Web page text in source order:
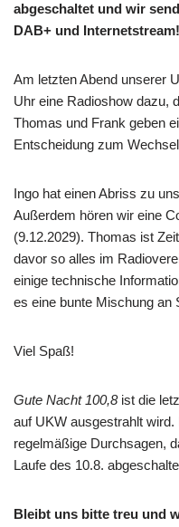
abgeschaltet und wir
DAB+ und Internetstream!
Am letzten Abend unserer
Uhr eine Radioshow dazu,
Thomas und Frank geben
Entscheidung zum
Ingo hat einen Abriss zu
Außerdem hören wir eine
(9.12.2029). Thomas ist
davor so alles im
einige technische
es eine bunte Mischung an
Viel Spaß!
Gute Nacht 100,8ist die
auf UKW ausgestrahlt
regelmäßige Durchsagen,
Laufe des 10.8.
Bleibt uns bitte treu und